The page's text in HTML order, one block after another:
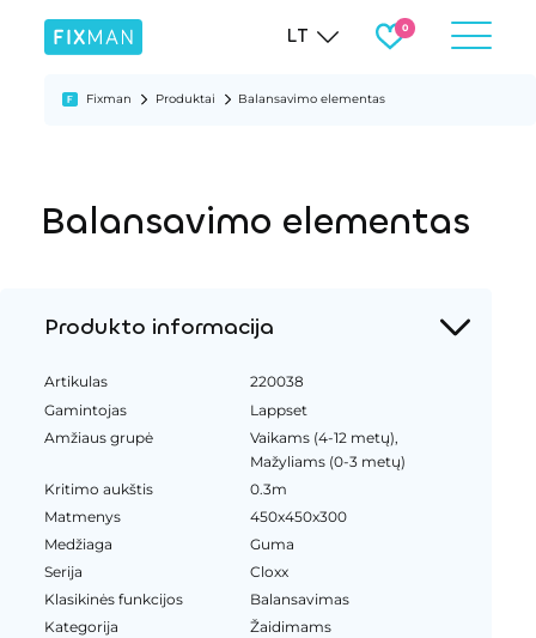
LT
Fixman Produktai Balansavimo elementas
Balansavimo elementas
Produkto informacija
Artikulas
220038
Gamintojas
Lappset
Amžiaus grupė
Vaikams (4-12 metų),
Mažyliams (0-3 metų)
Kritimo aukštis
0.3m
Matmenys
450x450x300
Medžiaga
Guma
Serija
Cloxx
Klasikinės funkcijos
Balansavimas
Kategorija
Žaidimams